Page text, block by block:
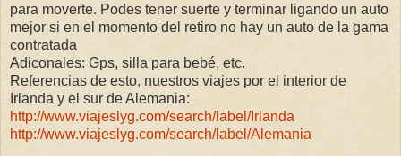
para moverte. Podes tener suerte y terminar ligando un auto
mejor si en el momento del retiro no hay un auto de la gama
contratada
Adiconales: Gps, silla para bebé, etc.
Referencias de esto, nuestros viajes por el interior de
Irlanda y el sur de Alemania:
http://www.viajeslyg.com/search/label/Irlanda
http://www.viajeslyg.com/search/label/Alemania